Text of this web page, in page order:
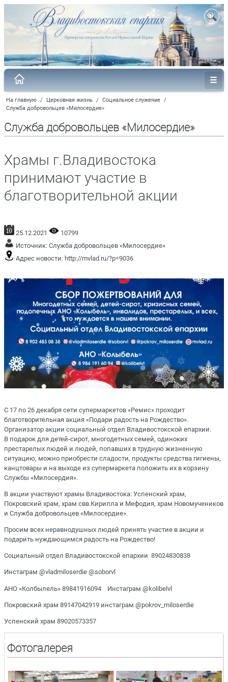
На главную / Церковная жизнь / Социальное служение /
Служба добровольцев «Милосердие»
Служба добровольцев «Милосердие»
Храмы г.Владивостока
принимают участие в
благотворительной акции
25.12.2021
10799
Источник: Служба добровольцев «Милосердие»
Адрес новости: http://mvlad.ru/?p=9036
С 17 по 26 декабря сети супермаркетов «Ремис» проходит
благотворительная акция «Подари радость на Рождество».
Организатор акции социальный отдел Владивостокской епархии.
В подарок для детей-сирот, многодетных семей, одиноких
престарелых людей и людей, попавших в трудную жизненную
ситуацию, можно приобрести сладости, продукты средства гигиены,
канцтовары и на выходе из супермаркета положить их в корзину
Службы «Милосердия».
В акции участвуют храмы Владивостока: Успенский храм,
Покровский храм, храм свв.Кирилла и Мефодия, храм Новомучеников
и Служба добровольцев «Милосердие».
Просим всех неравнодушных людей принять участие в акции и
подарить нуждающимся радость на Рождество!
Социальный отдел Владивостокской епархии 89024830838
Инстаграм @vladmiloserdie @soborvl
АНО «Колбылель» 89841916094 Инстаграм @kolibelvl
Покровский храм 89147042919 инстаграм @pokrov_miloserdie
Успенский храм 89020573357
Фотогалерея